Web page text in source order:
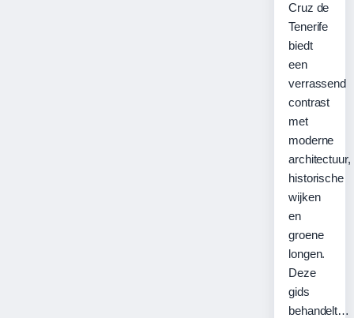
Cruz de
Tenerife
biedt
een
verrassend
contrast
met
moderne
architectuur,
historische
wijken
en
groene
longen.
Deze
gids
behandelt…